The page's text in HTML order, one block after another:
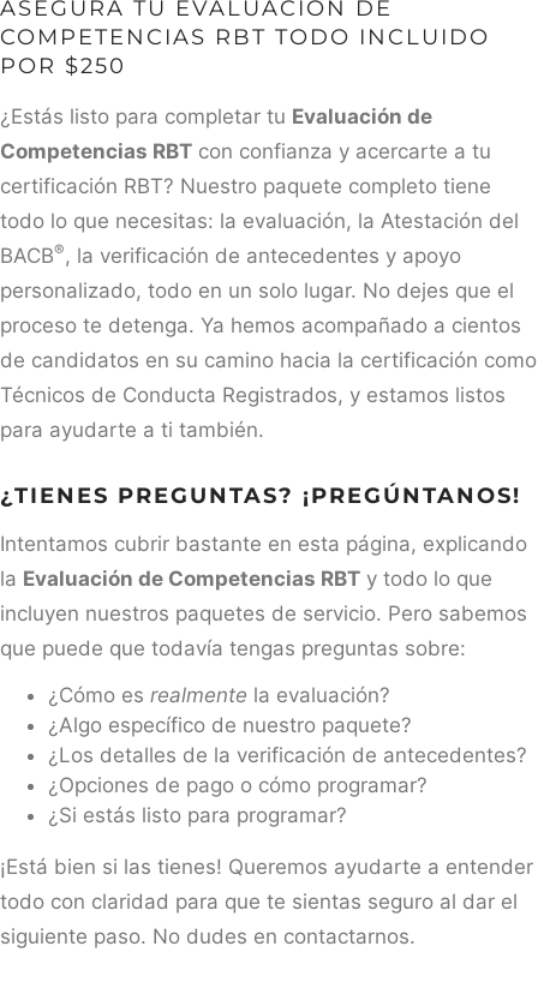
ASEGURA TU EVALUACIÓN DE
COMPETENCIAS RBT TODO INCLUIDO
POR $250
¿Estás listo para completar tu Evaluación de
Competencias RBT con confianza y acercarte a tu
certificación RBT? Nuestro paquete completo tiene
todo lo que necesitas: la evaluación, la Atestación del
BACB® , la verificación de antecedentes y apoyo
personalizado, todo en un solo lugar. No dejes que el
proceso te detenga. Ya hemos acompañado a cientos
de candidatos en su camino hacia la certificación como
Técnicos de Conducta Registrados, y estamos listos
para ayudarte a ti también.
¿TIENES PREGUNTAS? ¡PREGÚNTANOS!
Intentamos cubrir bastante en esta página, explicando
la Evaluación de Competencias RBT y todo lo que
incluyen nuestros paquetes de servicio. Pero sabemos
que puede que todavía tengas preguntas sobre:
¿Cómo es realmente la evaluación?
¿Algo específico de nuestro paquete?
¿Los detalles de la verificación de antecedentes?
¿Opciones de pago o cómo programar?
¿Si estás listo para programar?
¡Está bien si las tienes! Queremos ayudarte a entender
todo con claridad para que te sientas seguro al dar el
siguiente paso. No dudes en contactarnos.